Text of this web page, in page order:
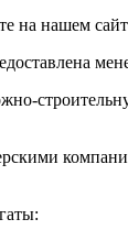
нашем